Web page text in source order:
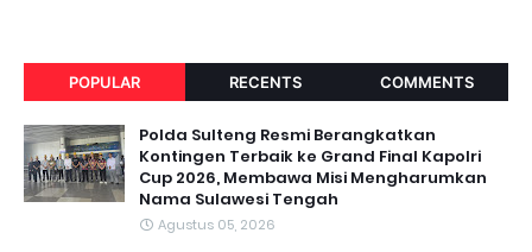
POPULAR RECENTS COMMENTS
Polda Sulteng Resmi Berangkatkan
Kontingen Terbaik ke Grand Final Kapolri
Cup 2026, Membawa Misi Mengharumkan
Nama Sulawesi Tengah
Agustus 05, 2026